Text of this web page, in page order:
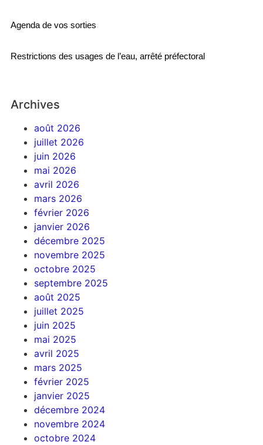
Agenda de vos sorties
Restrictions des usages de l’eau, arrêté préfectoral
Archives
août 2026
juillet 2026
juin 2026
mai 2026
avril 2026
mars 2026
février 2026
janvier 2026
décembre 2025
novembre 2025
octobre 2025
septembre 2025
août 2025
juillet 2025
juin 2025
mai 2025
avril 2025
mars 2025
février 2025
janvier 2025
décembre 2024
novembre 2024
octobre 2024